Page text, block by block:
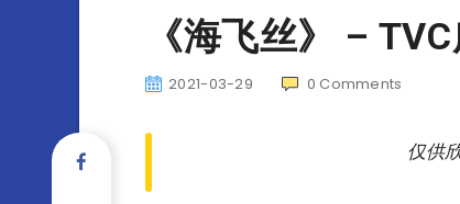
《海飞丝》 –
2021-03-29 0 Comments
仅供